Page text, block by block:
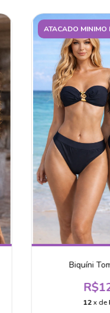
ATACADO MINIMO
Biquíni
12x de